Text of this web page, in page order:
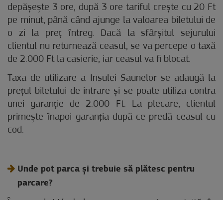
depășește 3 ore, după 3 ore tariful crește cu 20 Ft
pe minut, până când ajunge la valoarea biletului de
o zi la preț întreg. Dacă la sfârșitul sejurului
clientul nu returnează ceasul, se va percepe o taxă
de 2.000 Ft la casierie, iar ceasul va fi blocat.
Taxa de utilizare a Insulei Saunelor se adaugă la
prețul biletului de intrare și se poate utiliza contra
unei garanție de 2.000 Ft. La plecare, clientul
primește înapoi garanția după ce predă ceasul cu
cod.
Unde pot parca și trebuie să plătesc pentru
parcare?